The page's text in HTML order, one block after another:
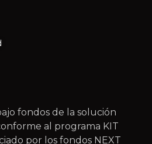
fondos de la solución
al programa KIT
por los fondos NEXT